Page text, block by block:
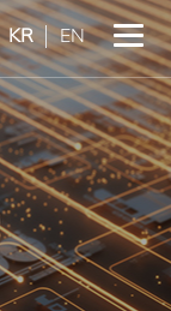
KR EN